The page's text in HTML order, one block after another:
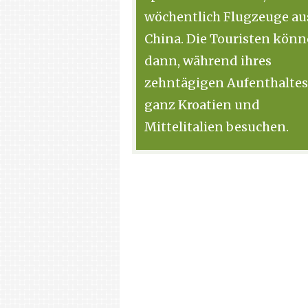
wöchentlich Flugzeuge
China. Die Touristen
dann, während ihres
zehntägigen
ganz Kroatien und
Mittelitalien besuchen.